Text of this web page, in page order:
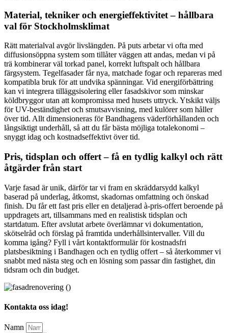
Material, tekniker och energieffektivitet – hållbara
val för Stockholmsklimat
Rätt materialval avgör livslängden. På puts arbetar vi ofta med
diffusionsöppna system som tillåter väggen att andas, medan vi på
trä kombinerar väl torkad panel, korrekt luftspalt och hållbara
färgsystem. Tegelfasader får nya, matchade fogar och repareras med
kompatibla bruk för att undvika spänningar. Vid energiförbättring
kan vi integrera tilläggsisolering eller fasadskivor som minskar
köldbryggor utan att kompromissa med husets uttryck. Ytskikt väljs
för UV-beständighet och smutsavvisning, med kulörer som håller
över tid. Allt dimensioneras för Bandhagens väderförhållanden och
långsiktigt underhåll, så att du får bästa möjliga totalekonomi –
snyggt idag och kostnadseffektivt över tid.
Pris, tidsplan och offert – få en tydlig kalkyl och rätt
åtgärder från start
Varje fasad är unik, därför tar vi fram en skräddarsydd kalkyl
baserad på underlag, åtkomst, skadornas omfattning och önskad
finish. Du får ett fast pris eller en detaljerad à-pris-offert beroende på
uppdragets art, tillsammans med en realistisk tidsplan och
startdatum. Efter avslutat arbete överlämnar vi dokumentation,
skötselråd och förslag på framtida underhållsintervaller. Vill du
komma igång? Fyll i vårt kontaktformulär för kostnadsfri
platsbesiktning i Bandhagen och en tydlig offert – så återkommer vi
snabbt med nästa steg och en lösning som passar din fastighet, din
tidsram och din budget.
Kontakta oss idag!
Namn